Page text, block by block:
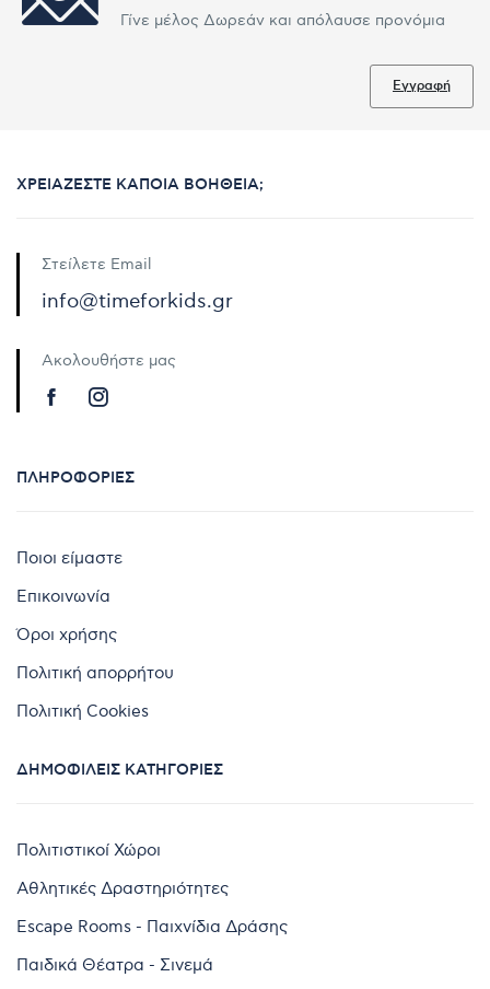
Γίνε μέλος Δωρεάν και απόλαυσε προνόμια
Εγγραφή
ΧΡΕΙΆΖΕΣΤΕ ΚΆΠΟΙΑ ΒΟΉΘΕΙΑ;
Στείλετε Email
info@timeforkids.gr
Ακολουθήστε μας
ΠΛΗΡΟΦΟΡΊΕΣ
Ποιοι είμαστε
Επικοινωνία
Όροι χρήσης
Πολιτική απορρήτου
Πολιτική Cookies
ΔΗΜΟΦΙΛΕΊΣ ΚΑΤΗΓΟΡΊΕΣ
Πολιτιστικοί Χώροι
Αθλητικές Δραστηριότητες
Escape Rooms - Παιχνίδια Δράσης
Παιδικά Θέατρα - Σινεμά